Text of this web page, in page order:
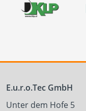
E.u.r.o.Tec GmbH
Unter dem Hofe 5